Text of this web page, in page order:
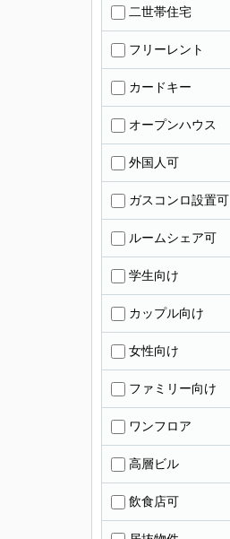
二世帯住宅
フリーレント
カードキー
オープンハウス
外国人可
ガスコンロ設置可
ルームシェア可
学生向け
カップル向け
女性向け
ファミリー向け
ワンフロア
高層ビル
飲食店可